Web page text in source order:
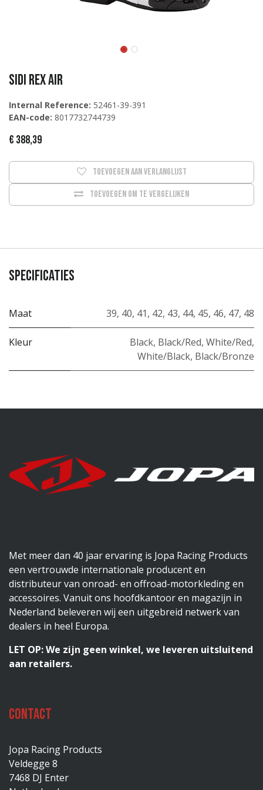
Sidi REX AIR
Internal Reference: 52461-39-391
EAN-code: 8017732744739
€ 388,39
Toevoegen om te vergelijken
Toevoegen aan verlanglijst
Specificaties
Maat 39, 40, 41, 42, 43, 44, 45, 46, 47, 48
Kleur Black, Black/Red, White/Red,
White/Black, Black/Bronze
Met meer dan 40 jaar ervaring is Jopa Racing Products
een vertrouwde internationale producent en
distributeur van onroad- en offroad-motorkleding en
accessoires. Vanuit ons hoofdkantoor en magazijn in
Nederland beleveren wij een uitgebreid netwerk van
dealers in heel Europa.
LET OP: We zijn geen winkel, we leveren uitsluitend
aan retailers.
Contact
Jopa Racing Products
Veldegge 8
7468 DJ Enter